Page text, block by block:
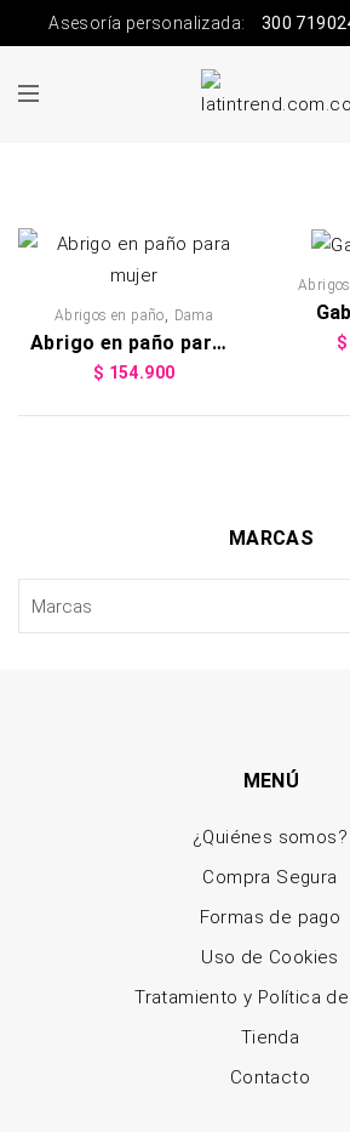
Asesoría personalizada: 300
Abrigos en paño, Dama
Abrigo en paño para mujer
$ 154.900
$
MARCAS
MENÚ
¿Quiénes somos?
Compra Segura
Formas de pago
Uso de Cookies
Tratamiento y Política
Tienda
Contacto